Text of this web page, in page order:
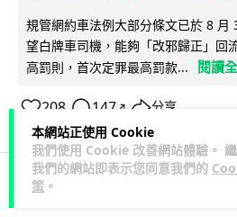
本網站正使用 Cookie
我們使用 Cookie 改善網站體驗。
我們的網站即表示您同意我們的
策 。
規管網約車法例大部分條文已於 8 月
望白牌車司機，能夠「改邪歸正」回
高罰則，首次定罪最高罰款...
閱讀
208 147 ↗ 分享